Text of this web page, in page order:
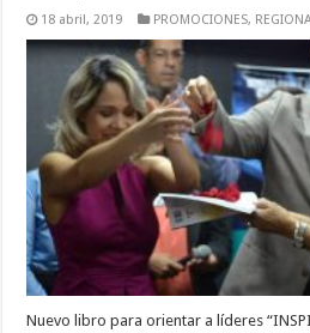
18 abril, 2019 PROMOCIONES,
Nuevo libro para orientar a líderes